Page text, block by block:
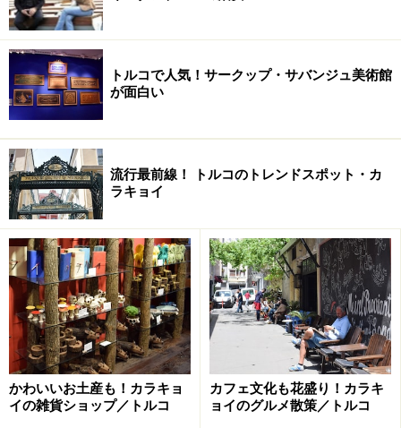
どの不具合が出ることも少なくありませんので、泊まる
ホテルはある程度しっかりしたところを選ぶことをお勧
めします。
地区1：スルタンアフメット
歴史地区だけに、観光スポット盛りだくさん
初めてイスタンブールを訪れる人がまず行くべきはこ
こ、スルタンアフメットです。ほとんどの主要な観光地
がここに集中しているので、丸3日はじっくり時間を過
ごしてほしいエリア。
トルコで人気！サークップ・サバンジュ美術館
が面白い
流行最前線！ トルコのトレンドスポット・カ
ラキョイ
かわいいお土産も！カラキョ
イの雑貨ショップ／トルコ
カフェ文化も花盛り！カラキ
ョイのグルメ散策／トルコ